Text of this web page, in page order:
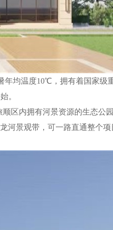
年均温度10℃，拥有着国家级
。
顺区内拥有河景资源的生态公园
河景观带，可一路直通整个